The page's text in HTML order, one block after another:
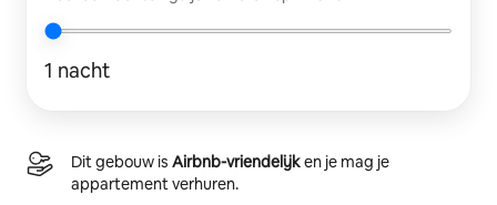
1 nacht
Dit gebouw is Airbnb-vriendelijken je mag je
appartement verhuren.